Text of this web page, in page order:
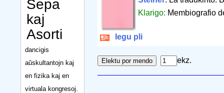
Sepa
kaj
Asorti
dancigis
aŭskultantojn kaj
en fizika kaj en
virtuala kongresoj.
Klarigo: Membiografio
legu pli
ekz.